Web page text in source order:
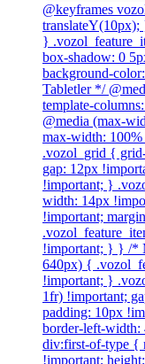
@keyframes
}
box-shadow: 0
background-
Tabletler */
template-
@media (max-
max-width:
.vozol_grid {
gap: 12px
!important; }
width: 14px
!important;
!important; } } /*
640px) {
!important; }
1fr) !important;
padding: 10px
border-left-width:
div:first-of-type {
!important;